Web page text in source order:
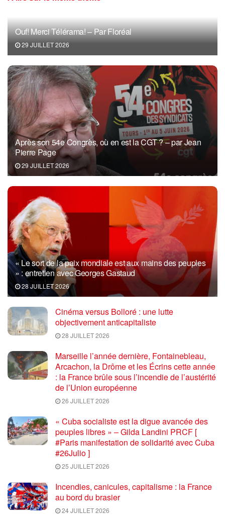
Ouf! Merci Télérama! – Par Floréal
29 JUILLET 2026
Après son 54e Congrès, où en est la CGT ? – par Jean
Pierre Page
29 JUILLET 2026
« Le sort de la paix mondiale est aux mains des peuples
» : entretien avec Georges Gastaud
28 JUILLET 2026
Cinéma versus Bolloré : une lutte
objectivement anticapitaliste
28 JUILLET 2026
Marseille l’année dernière, Fontainebleau,
Arcachon, la Drôme et les Écrins cette année
: la France brûle sous l’incendie de l’austérité
de l’Union européenne
26 JUILLET 2026
« Cuba socialiste est la digue avancée des
peuples libres » – Gilda Landini PRCF [
#Paris manifestation de solidarité avec Cuba
#26Julio ]
25 JUILLET 2026
Incendies, canicules, capitalisme : la France
au bord du brasier
24 JUILLET 2026